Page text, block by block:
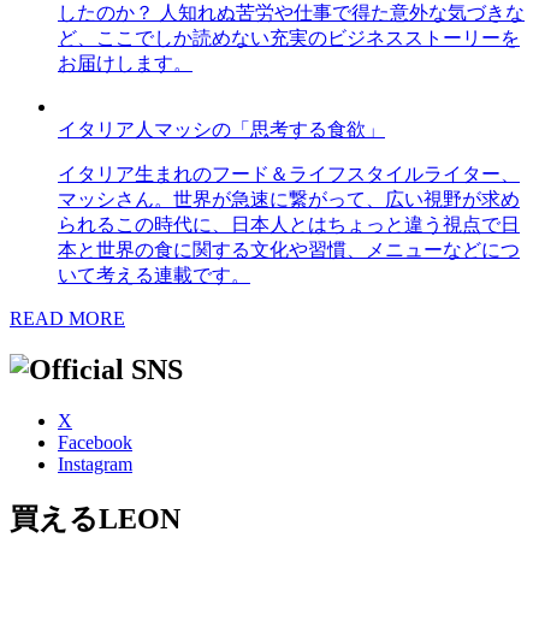
したのか？ 人知れぬ苦労や仕事で得た意外な気づきな
ど、ここでしか読めない充実のビジネスストーリーを
お届けします。
イタリア人マッシの「思考する食欲」
イタリア生まれのフード＆ライフスタイルライター、
マッシさん。世界が急速に繋がって、広い視野が求め
られるこの時代に、日本人とはちょっと違う視点で日
本と世界の食に関する文化や習慣、メニューなどにつ
いて考える連載です。
READ MORE
X
Facebook
Instagram
買えるLEON